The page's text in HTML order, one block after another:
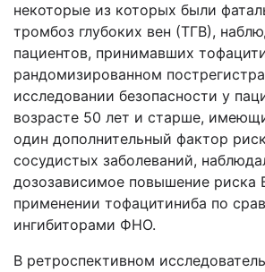
некоторые из которых были
тромбоз глубоких вен (ТГВ),
пациентов, принимавших
рандомизированном
исследовании безопасности у
возрасте 50 лет и старше,
один дополнительный фактор
сосудистых заболеваний,
дозозависимое повышение риска
применении тофацитиниба по
ингибиторами ФНО.
В ретроспективном